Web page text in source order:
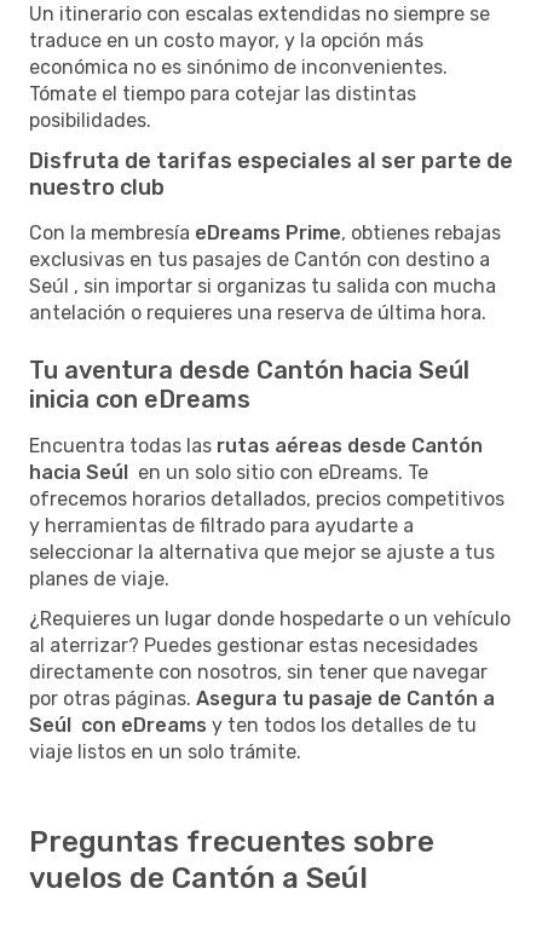
Un itinerario con escalas extendidas no siempre se
traduce en un costo mayor, y la opción más
económica no es sinónimo de inconvenientes.
Tómate el tiempo para cotejar las distintas
posibilidades.
Disfruta de tarifas especiales al ser parte de
nuestro club
Con la membresía eDreams Prime, obtienes rebajas
exclusivas en tus pasajes de Cantón con destino a
Seúl , sin importar si organizas tu salida con mucha
antelación o requieres una reserva de última hora.
Tu aventura desde Cantón hacia Seúl
inicia con eDreams
Encuentra todas las rutas aéreas desde Cantón
hacia Seúl en un solo sitio con eDreams. Te
ofrecemos horarios detallados, precios competitivos
y herramientas de filtrado para ayudarte a
seleccionar la alternativa que mejor se ajuste a tus
planes de viaje.
¿Requieres un lugar donde hospedarte o un vehículo
al aterrizar? Puedes gestionar estas necesidades
directamente con nosotros, sin tener que navegar
por otras páginas. Asegura tu pasaje de Cantón a
Seúl con eDreams y ten todos los detalles de tu
viaje listos en un solo trámite.
Preguntas frecuentes sobre
vuelos de Cantón a Seúl